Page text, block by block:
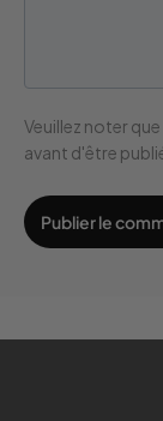
Veuillez noter
avant d'être